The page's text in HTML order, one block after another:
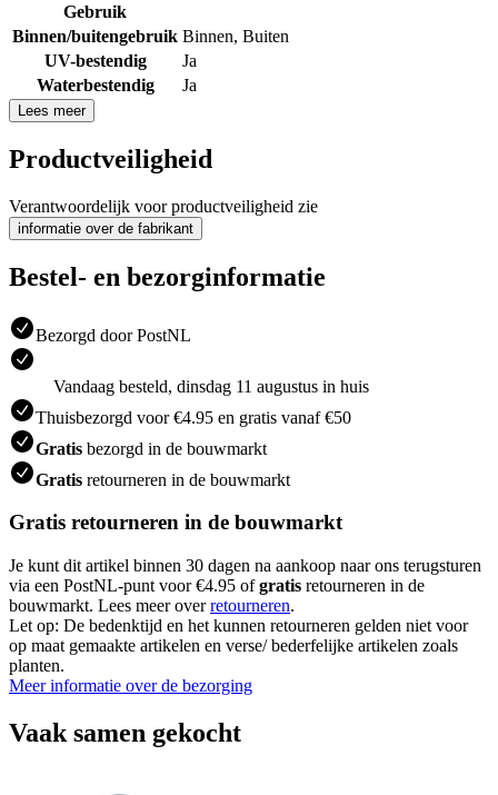
Gebruik
Binnen/buitengebruik Binnen, Buiten
UV-bestendig
Ja
Waterbestendig
Ja
Lees meer
Productveiligheid
Verantwoordelijk voor productveiligheid zie
informatie over de fabrikant
Bestel- en bezorginformatie
Bezorgd door PostNL
Vandaag besteld, dinsdag 11 augustus in huis
Thuisbezorgd voor €4.95 en gratis vanaf €50
Gratis bezorgd in de bouwmarkt
Gratis retourneren in de bouwmarkt
Gratis retourneren in de bouwmarkt
Je kunt dit artikel binnen 30 dagen na aankoop naar ons terugsturen
via een PostNL-punt voor €4.95 ofgratis retourneren in de
bouwmarkt. Lees meer overretourneren.
Let op: De bedenktijd en het kunnen retourneren gelden niet voor
op maat gemaakte artikelen en verse/ bederfelijke artikelen zoals
planten.
Meer informatie over de bezorging
Vaak samen gekocht